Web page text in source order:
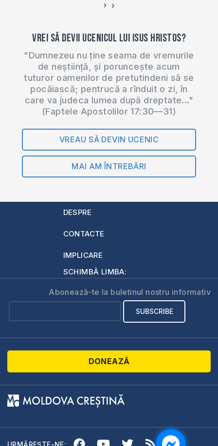
‹ ›
Vrei să devii ucenicul lui Isus Hristos?
"Dumnezeu nu ține seama de vremurile
de neștiință, și poruncește acum
tuturor oamenilor de pretutindeni să se
pocăiască; pentrucă a rînduit o zi, în
care va judeca lumea după dreptate..."
(Faptele Apostolilor 17:30—31)
VREAU SĂ DEVIN UCENIC
MAI AM ÎNTREBĂRI
DESPRE
CONTACTE
IMPLICARE
SCHIMBĂ LIMBA:
Abonează-te la buletinul nostru informativ
DONEAZĂ
URMĂREȘTE-NE: